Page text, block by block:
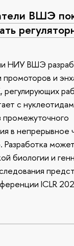
ВШЭ
НИУ ВШЭ
промоторов и
с
промежуточного
в непрерывное
Разработка
биологии и
ICLR